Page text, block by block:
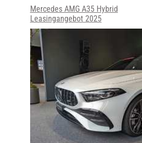
Mercedes AMG A35 Hybrid
Leasingangebot 2025